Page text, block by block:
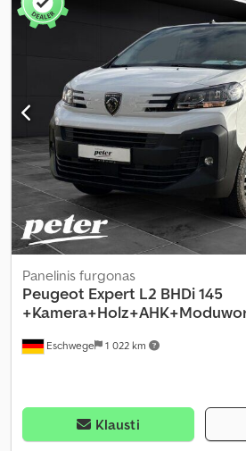
elektroninė stabilumo programa (ESP),
kruizo kontrolė, oro kondicionavimas,
jutikliai, stumdomos durys, sėdynės
vairo stiprintuvas,
Eschwege 1 022 km
Panelinis furgonas
Peugeot Expert L2 BHDi 145
Klausti